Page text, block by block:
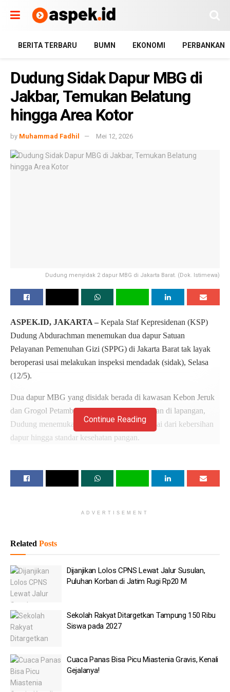
BERITA TERBARU BUMN EKONOMI PERBANKAN
Dudung Sidak Dapur MBG di
Jakbar, Temukan Belatung
hingga Area Kotor
by Muhammad Fadhil Mei 12, 2026
Dudung menyidak 2 dapur MBG di Jakarta Barat. (Dok. Istimewa)
ASPEK.ID, JAKARTA – Kepala Staf Kepresidenan (KSP)
Dudung Abdurachman menemukan dua dapur Satuan
Pelayanan Pemenuhan Gizi (SPPG) di Jakarta Barat tak layak
beroperasi usai melakukan inspeksi mendadak (sidak), Selasa
(12/5).
Dua dapur MBG yang disidak berada di kawasan Kebon Jeruk
dan Grogol Petamburan. Dari hasil pengecekan di lapangan,
Dudung menemukan sejumlah persoalan mulai dari kebersihan
dapur hingga standar kesehatan pangan.
belatung, pallet yang tidak memenuhi standar kesehatan, tempat
pencucian tak layak, hingga ruangan dapur yang panas. Selain
juga disebut masih bercampur.
Dijanjikan Lolos CPNS Lewat Jalur Susulan, Puluhan
Korban di Jatim Rugi Rp20 M
Sekolah Rakyat Ditargetkan Tampung 150 Ribu Siswa
pada 2027
Cuaca Panas Bisa Picu Miastenia Gravis, Kenali
Gejalanya!
1.200 Personel Gabungan Amankan Duel Chelsea Vs AC
Milan di SUGBK
Kebakaran Bapenda DKI Padam, 2 Mobil Damkar Masih
Continue Reading
ADVERTISEMENT
Related Posts
Dijanjikan Lolos CPNS Lewat Jalur Susulan,
Puluhan Korban di Jatim Rugi Rp20 M
Sekolah Rakyat Ditargetkan Tampung 150 Ribu
Siswa pada 2027
Cuaca Panas Bisa Picu Miastenia Gravis, Kenali
Gejalanya!